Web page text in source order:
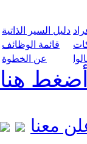
دليل السير الذاتية
قائمة الوظائف
عن الخطوة
أضغط هنا
معنا